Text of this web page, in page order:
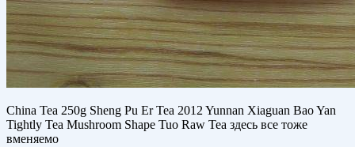
China Tea 250g Sheng Pu Er Tea 2012 Yunnan Xiaguan Bao Yan
Tightly Tea Mushroom Shape Tuo Raw Tea здесь все тоже
вменяемо